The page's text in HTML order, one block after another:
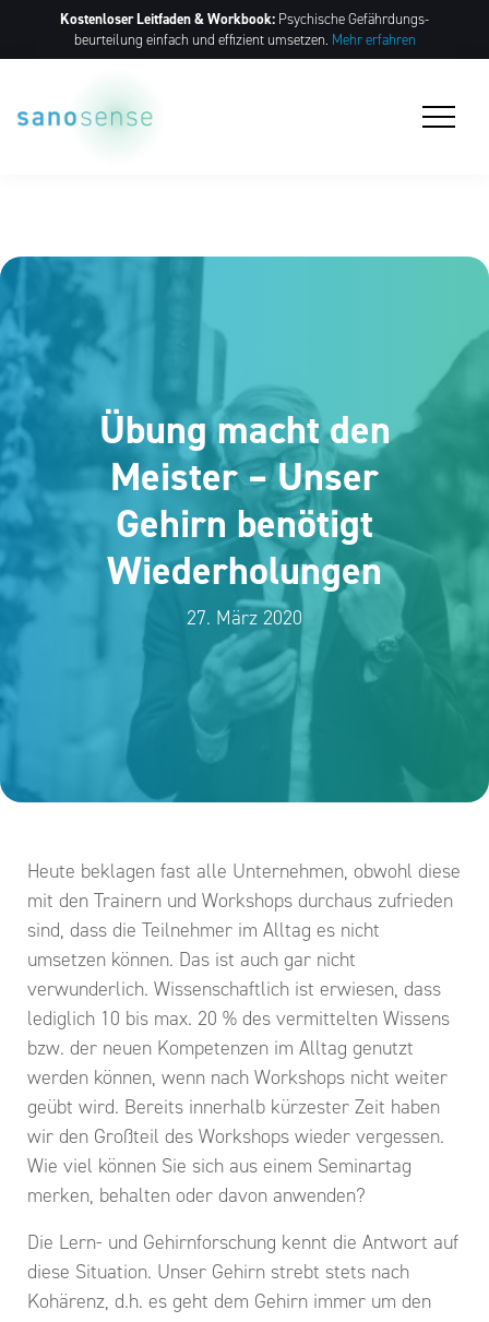
Kostenloser Leitfaden & Workbook: Psychische Gefährdungs­
beurteilung einfach und effizient umsetzen. Mehr erfahren
Übung macht den
Meister – Unser
Gehirn benötigt
Wiederholungen
27. März 2020
Heute beklagen fast alle Unternehmen, obwohl diese
mit den Trainern und Workshops durchaus zufrieden
sind, dass die Teilnehmer im Alltag es nicht
umsetzen können. Das ist auch gar nicht
verwunderlich. Wissenschaftlich ist erwiesen, dass
lediglich 10 bis max. 20 % des vermittelten Wissens
bzw. der neuen Kompetenzen im Alltag genutzt
werden können, wenn nach Workshops nicht weiter
geübt wird. Bereits innerhalb kürzester Zeit haben
wir den Großteil des Workshops wieder vergessen.
Wie viel können Sie sich aus einem Seminartag
merken, behalten oder davon anwenden?
Die Lern- und Gehirnforschung kennt die Antwort auf
diese Situation. Unser Gehirn strebt stets nach
Kohärenz, d.h. es geht dem Gehirn immer um den